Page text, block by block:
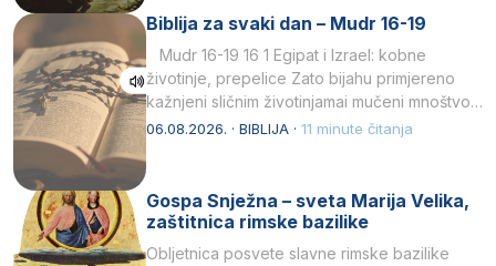
Biblija za svaki dan – Mudr 16-19
Mudr 16-19 16 1 Egipat i Izrael: kobne
životinje, prepelice Zato bijahu primjereno
kažnjeni sličnim životinjamai mučeni mnoštvom
kukaca.2 A narod…
06.08.2026. · BIBLIJA · 11 minute čitanja
Gospa Snježna – sveta Marija Velika,
zaštitnica rimske bazilike
Obljetnica posvete slavne rimske bazilike